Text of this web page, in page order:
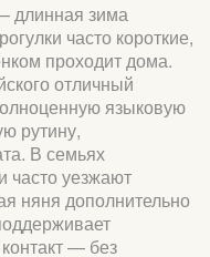
длинная зима
часто короткие,
проходит дома.
отличный
языковую
рутину,
В семьях
часто уезжают
няня дополнительно
— без